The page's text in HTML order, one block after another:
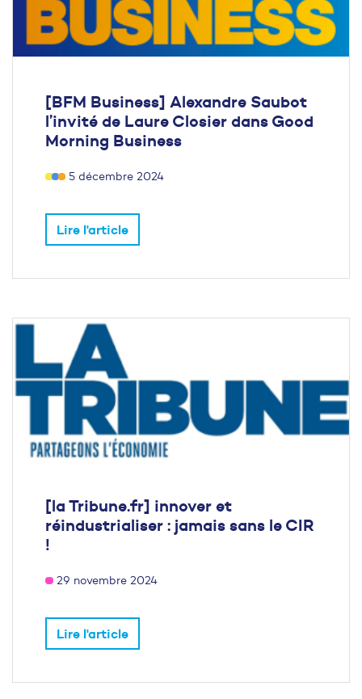
[BFM Business] Alexandre Saubot
l’invité de Laure Closier dans Good
Morning Business
5 décembre 2024
Lire l'article
[la Tribune.fr] innover et
réindustrialiser : jamais sans le CIR
!
29 novembre 2024
Lire l'article